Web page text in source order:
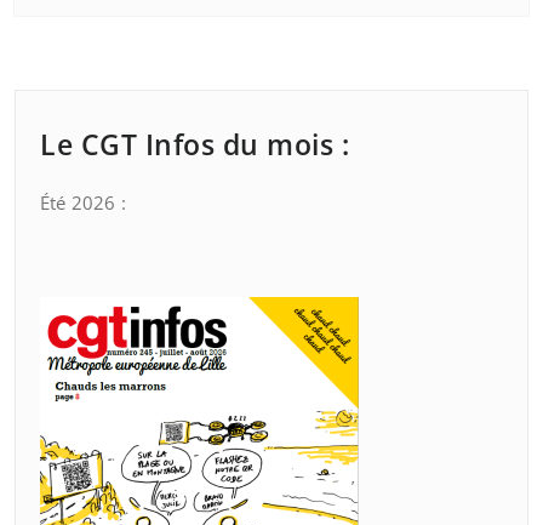
Le CGT Infos du mois :
Été 2026 :